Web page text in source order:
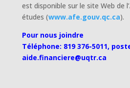
est disponible sur le site Web de
études (www.afe.gouv.qc.ca).
Pour nous joindre
Téléphone: 819 376-5011,
aide.financiere@uqtr.ca